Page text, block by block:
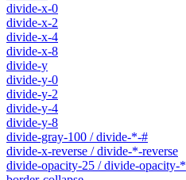
divide-x-0
divide-x-2
divide-x-4
divide-x-8
divide-y
divide-y-0
divide-y-2
divide-y-4
divide-y-8
divide-gray-100 / divide-*-#
divide-x-reverse / divide-*-reverse
divide-opacity-25 / divide-opacity-*